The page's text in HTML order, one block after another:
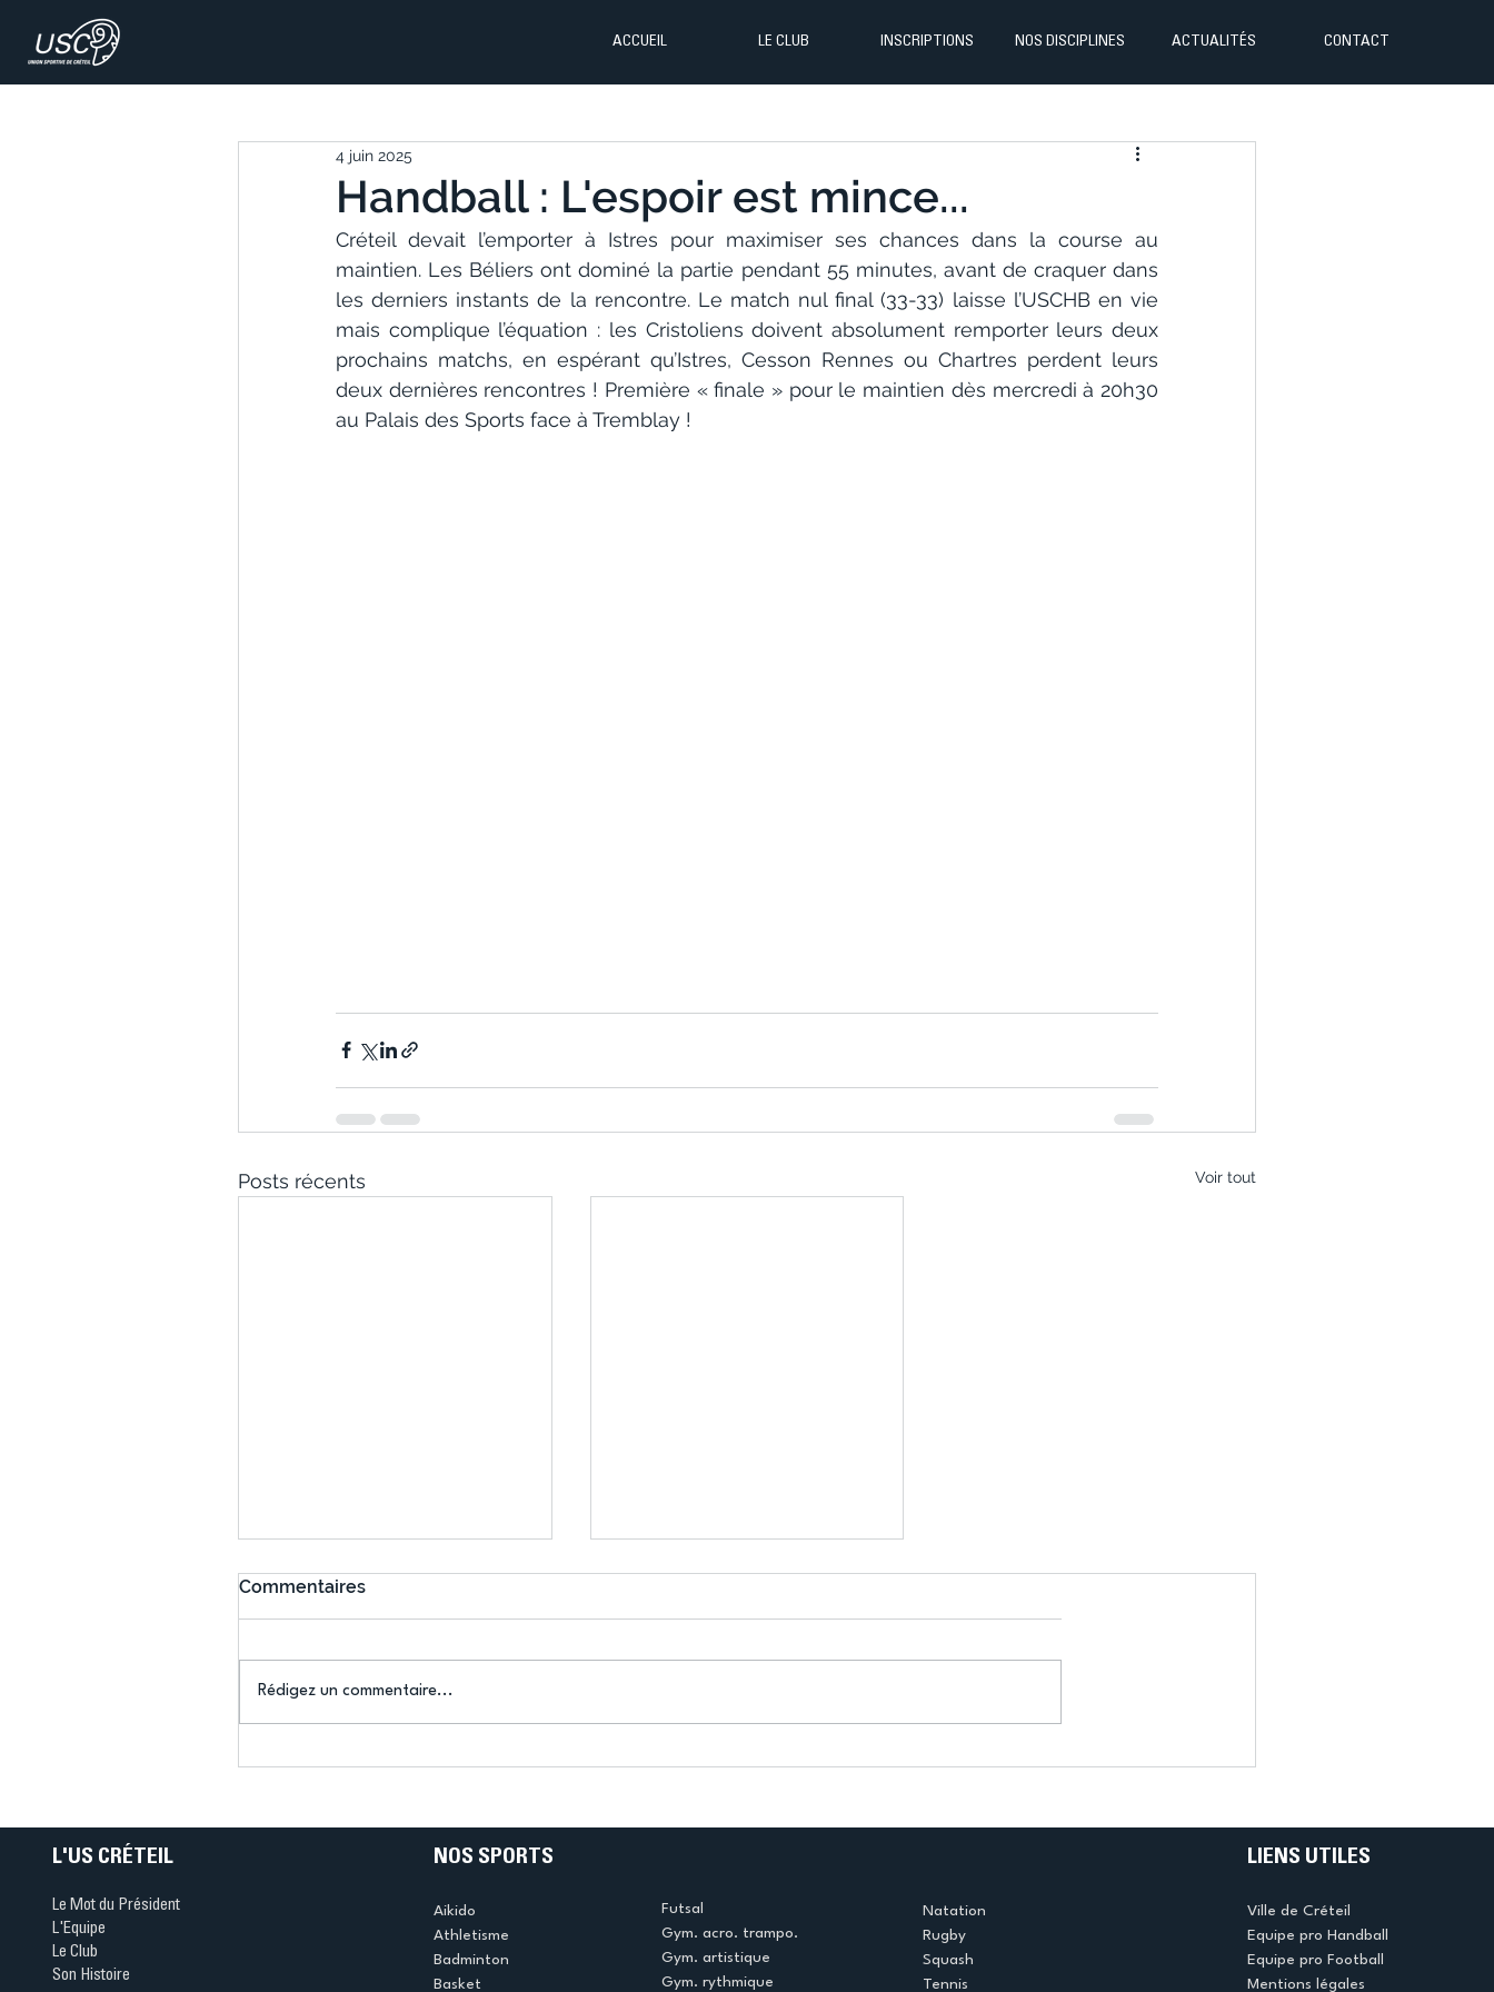
ACCUEIL LE CLUB INSCRIPTIONS NOS DISCIPLINES ACTUALITÉS CONTACT
Handball : L'espoir est mince...
4 juin 2025
Créteil devait l’emporter à Istres pour maximiser ses chances dans la course au
maintien. Les Béliers ont dominé la partie pendant 55 minutes, avant de craquer dans
les derniers instants de la rencontre. Le match nul final (33-33) laisse l’USCHB en vie
mais complique l’équation : les Cristoliens doivent absolument remporter leurs deux
prochains matchs, en espérant qu’Istres, Cesson Rennes ou Chartres perdent leurs
deux dernières rencontres ! Première « finale » pour le maintien dès mercredi à 20h30
au Palais des Sports face à Tremblay !
Posts récents Voir tout
Ping ? Quand le tennis de
termine la saison en
Commentaires
Rédigez un commentaire...
L'US CRÉTEIL
Le Mot du Président
L'Equipe
Le Club
Son Histoire
NOS SPORTS
Aikido
Athletisme
Badminton
Basket
Futsal
Gym. acro. trampo.
Gym. artistique
Gym. rythmique
Natation
Rugby
Squash
Tennis
LIENS UTILES
Ville de Créteil
Equipe pro Handball
Equipe pro Football
Mentions légales